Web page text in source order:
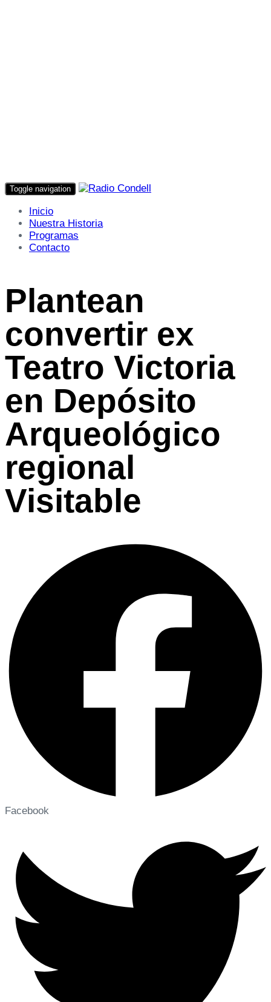
Toggle navigation
Inicio
Nuestra Historia
Programas
Contacto
Plantean
convertir ex
Teatro Victoria
en Depósito
Arqueológico
regional
Visitable
Facebook